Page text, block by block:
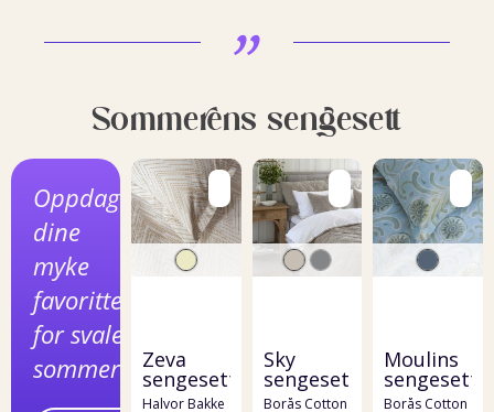
Sommerens sengesett
Oppdag
dine
myke
favoritter
for svale
sommernetter
Zeva
sengesett
Halvor Bakke
Sky
sengesett
Borås Cotton
Moulins
sengesett
Borås Cotton